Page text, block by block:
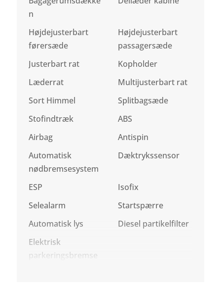
n
Højdejusterbart
førersæde
Højdejusterbart
passagersæde
Justerbart rat
Kopholder
Læderrat
Multijusterbart rat
Sort Himmel
Splitbagsæde
Stofindtræk
ABS
Airbag
Antispin
Automatisk
nødbremsesystem
Dæktrykssensor
ESP
Isofix
Selealarm
Startspærre
Automatisk lys
Diesel partikelfilter
Elektrisk
parkeringsbremse